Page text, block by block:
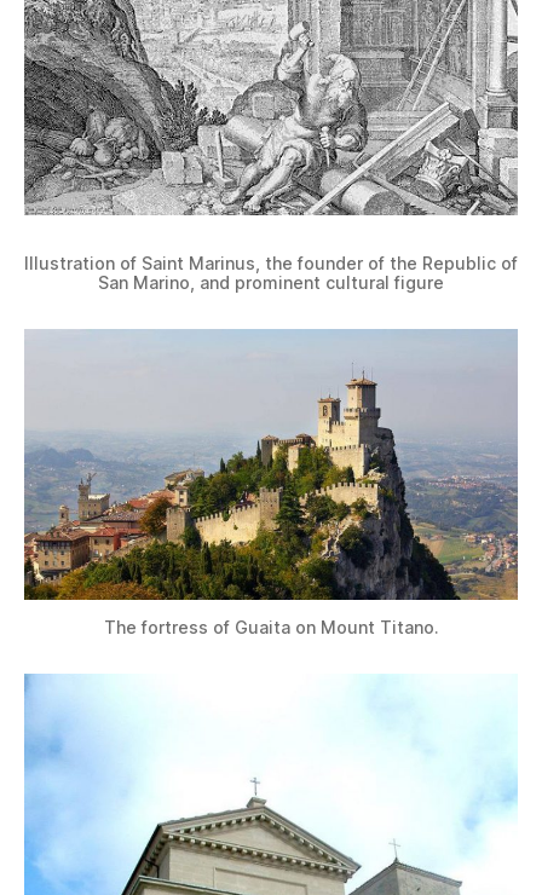
Illustration of Saint Marinus, the founder of the Republic of
San Marino, and prominent cultural figure
The fortress of Guaita on Mount Titano.